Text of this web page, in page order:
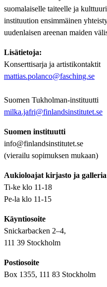
suomalaiselle taiteelle ja
instituution ensimmäinen
uudenlaisen areenan maiden
Lisätietoja:
Konserttisarja ja artistikontaktit
mattias.polanco@fasching.se
Suomen Tukholman-instituutti
milka.jafri@finlandsinstitutet.se
Suomen instituutti
info@finlandsinstitutet.se
(vierailu sopimuksen mukaan)
Aukioloajat kirjasto ja galleria
Ti-ke klo 11-18
Pe-la klo 11-15
Käyntiosoite
Snickarbacken 2–4,
111 39 Stockholm
Postiosoite
Box 1355, 111 83 Stockholm